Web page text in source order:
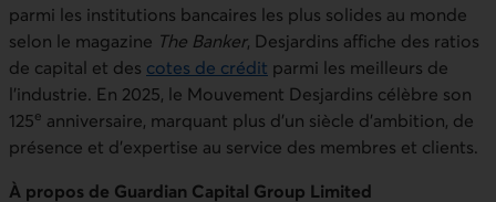
parmi les institutions bancaires les plus solides au monde
selon le magazine The Banker, Desjardins affiche des ratios
de capital et des cotes de crédit parmi les meilleurs de
l’industrie. En 2025, le Mouvement Desjardins célèbre son
125e anniversaire, marquant plus d’un siècle d’ambition, de
présence et d’expertise au service des membres et clients.
À propos de Guardian Capital Group Limited